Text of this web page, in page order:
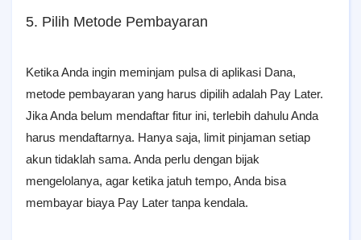
5. Pilih Metode Pembayaran
Ketika Anda ingin meminjam pulsa di aplikasi Dana,
metode pembayaran yang harus dipilih adalah Pay Later.
Jika Anda belum mendaftar fitur ini, terlebih dahulu Anda
harus mendaftarnya. Hanya saja, limit pinjaman setiap
akun tidaklah sama. Anda perlu dengan bijak
mengelolanya, agar ketika jatuh tempo, Anda bisa
membayar biaya Pay Later tanpa kendala.